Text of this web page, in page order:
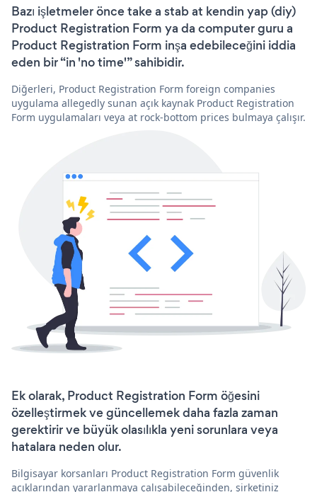
Bazı işletmeler önce take a stab at kendin yap (diy)
Product Registration Form ya da computer guru a
Product Registration Form inşa edebileceğini iddia
eden bir “in 'no time'” sahibidir.
Diğerleri, Product Registration Form foreign companies
uygulama allegedly sunan açık kaynak Product Registration
Form uygulamaları veya at rock-bottom prices bulmaya çalışır.
Ek olarak, Product Registration Form öğesini
özelleştirmek ve güncellemek daha fazla zaman
gerektirir ve büyük olasılıkla yeni sorunlara veya
hatalara neden olur.
Bilgisayar korsanları Product Registration Form güvenlik
açıklarından yararlanmaya çalışabileceğinden, şirketiniz